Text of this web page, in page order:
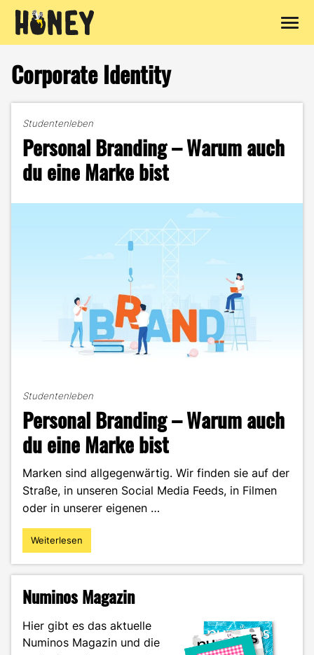
Inhalt
springen
Corporate Identity
Studentenleben
Personal Branding – Warum auch
du eine Marke bist
Studentenleben
Personal Branding – Warum auch
du eine Marke bist
Marken sind allgegenwärtig. Wir finden sie auf der
Straße, in unseren Social Media Feeds, in Filmen
oder in unserer eigenen …
"Personal
Branding
auch
eine
Marke
Weiterlesen
Numinos Magazin
Hier gibt es das aktuelle
Numinos Magazin und die